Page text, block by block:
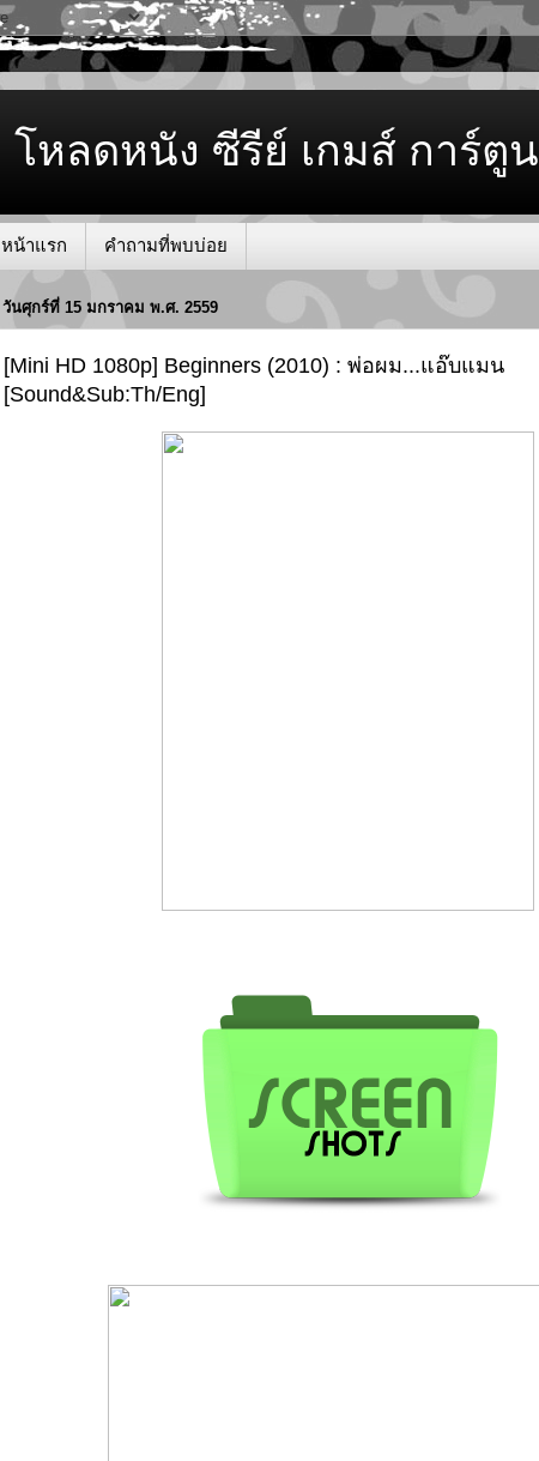
โหลดหนัง ซีรีย์ เกมส์ การ์ตูน
หน้าแรก คำถามที่พบบ่อย
วันศุกร์ที่ 15 มกราคม พ.ศ. 2559
[Mini HD 1080p] Beginners (2010) : พ่อผม...แอ๊บแมน
[Sound&Sub:Th/Eng]